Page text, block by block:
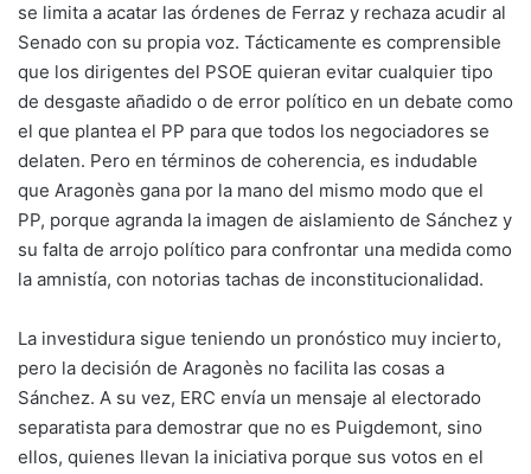
se limita a acatar las órdenes de Ferraz y rechaza acudir al
Senado con su propia voz. Tácticamente es comprensible
que los dirigentes del PSOE quieran evitar cualquier tipo
de desgaste añadido o de error político en un debate como
el que plantea el PP para que todos los negociadores se
delaten. Pero en términos de coherencia, es indudable
que Aragonès gana por la mano del mismo modo que el
PP, porque agranda la imagen de aislamiento de Sánchez y
su falta de arrojo político para confrontar una medida como
la amnistía, con notorias tachas de inconstitucionalidad.
La investidura sigue teniendo un pronóstico muy incierto,
pero la decisión de Aragonès no facilita las cosas a
Sánchez. A su vez, ERC envía un mensaje al electorado
separatista para demostrar que no es Puigdemont, sino
ellos, quienes llevan la iniciativa porque sus votos en el